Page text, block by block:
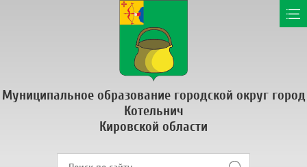
Муниципальное образование городской округ город
Котельнич
Кировской области